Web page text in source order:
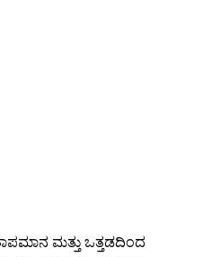
ಮತ್ತು ಒತ್ತಡದಿಂದ